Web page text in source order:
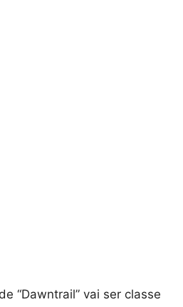
“Dawntrail” vai ser classe